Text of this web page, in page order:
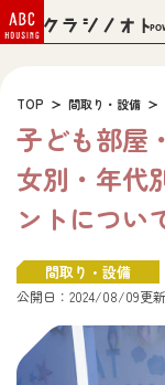
TOP 間取り・設備
子ども部屋
女別・年代
ントについ
間取り・設備
公開日：2024/08/09更